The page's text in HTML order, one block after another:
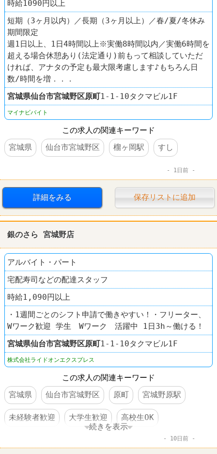
時給1090円以上
短期（3ヶ月以内）／長期（3ヶ月以上）／春/夏/冬休み
期間限定
週1日以上、1日4時間以上※実働8時間以内／実働6時間を
超える場合休憩あり(法定通り)前もって相談していただ
ければ、アナタの予定も最大限考慮します♪もちろん日
数/時間を増．．．
宮城県仙台市宮城野区原町1-1-10タクマビル1F
マイナビバイト
この求人の関連キーワード
宮城県
仙台市宮城野区 榴ヶ岡駅 すし
1日前
詳細をみる 保存リストに追加
銀のさら 宮城野店
アルバイト・パート
宅配寿司などの配達スタッフ
時給1,090円以上
・1週間ごとのシフト申請で働きやすい！・フリーター、
Wワーク歓迎 学生 Wワーク 活躍中 1日3h～働ける！
宮城県仙台市宮城野区原町1-1-10タクマビル1F
株式会社ライドオンエクスプレス
この求人の関連キーワード
宮城県
仙台市宮城野区 原町 宮城野原駅
未経験者歓迎 大学生歓迎 高校生OK
社員割引あり
続きを表示
10日前